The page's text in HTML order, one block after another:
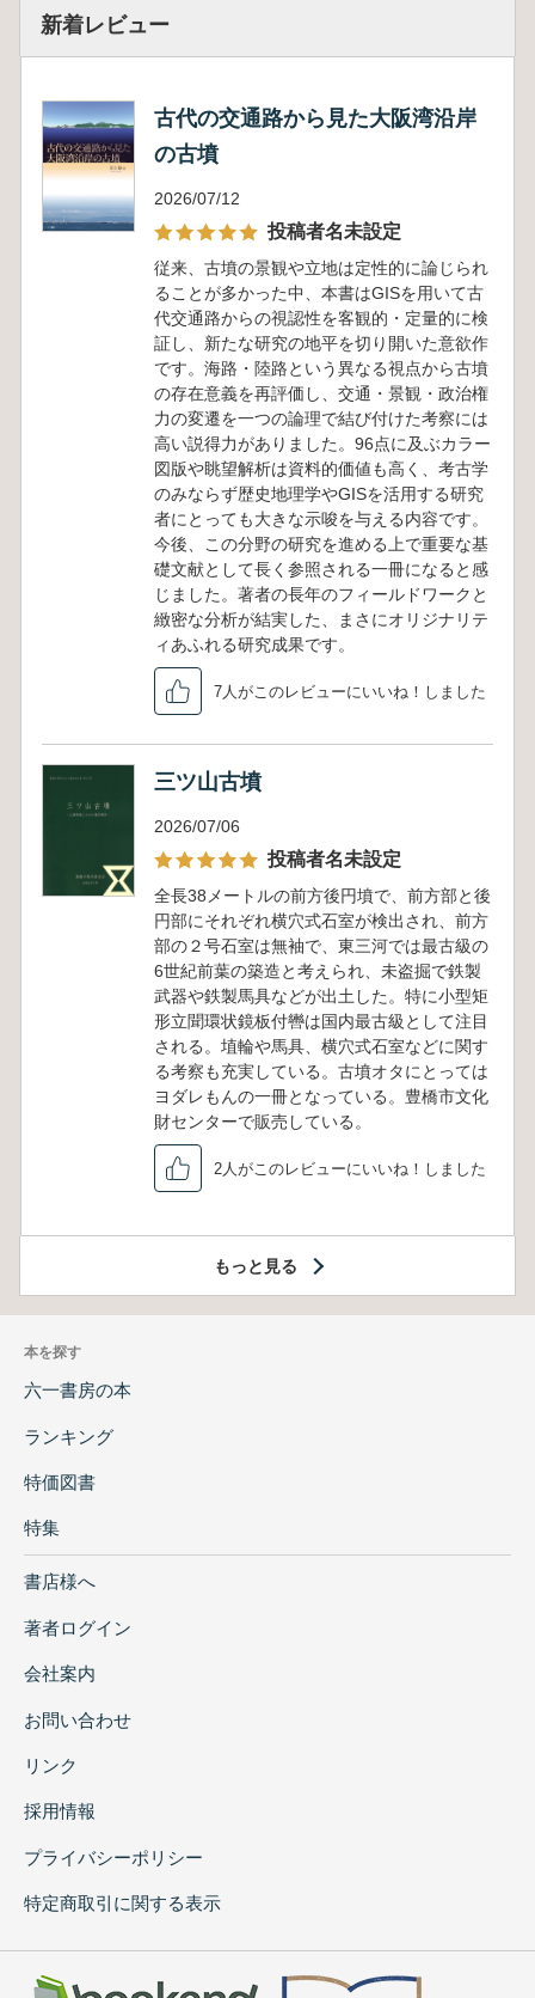
新着レビュー
古代の交通路から見た大阪湾沿岸
の古墳
2026/07/12
投稿者名未設定
従来、古墳の景観や立地は定性的に論じられ
ることが多かった中、本書はGISを用いて古
代交通路からの視認性を客観的・定量的に検
証し、新たな研究の地平を切り開いた意欲作
です。海路・陸路という異なる視点から古墳
の存在意義を再評価し、交通・景観・政治権
力の変遷を一つの論理で結び付けた考察には
高い説得力がありました。96点に及ぶカラー
図版や眺望解析は資料的価値も高く、考古学
のみならず歴史地理学やGISを活用する研究
者にとっても大きな示唆を与える内容です。
今後、この分野の研究を進める上で重要な基
礎文献として長く参照される一冊になると感
じました。著者の長年のフィールドワークと
緻密な分析が結実した、まさにオリジナリテ
ィあふれる研究成果です。
7人がこのレビューにいいね！しました
三ツ山古墳
2026/07/06
投稿者名未設定
全長38メートルの前方後円墳で、前方部と後
円部にそれぞれ横穴式石室が検出され、前方
部の２号石室は無袖で、東三河では最古級の
6世紀前葉の築造と考えられ、未盗掘で鉄製
武器や鉄製馬具などが出土した。特に小型矩
形立聞環状鏡板付轡は国内最古級として注目
される。埴輪や馬具、横穴式石室などに関す
る考察も充実している。古墳オタにとっては
ヨダレもんの一冊となっている。豊橋市文化
財センターで販売している。
2人がこのレビューにいいね！しました
もっと見る
本を探す
六一書房の本
ランキング
特価図書
特集
書店様へ
著者ログイン
会社案内
お問い合わせ
リンク
採用情報
プライバシーポリシー
特定商取引に関する表示